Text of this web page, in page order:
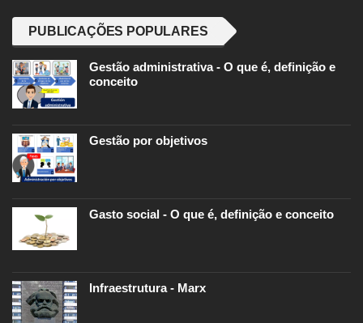
PUBLICAÇÕES POPULARES
Gestão administrativa - O que é, definição e
conceito
Gestão por objetivos
Gasto social - O que é, definição e conceito
Infraestrutura - Marx